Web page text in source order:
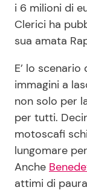
i 6 milioni di
Clerici ha
sua amata
E’ lo
immagini a
non solo per
per tutti.
motoscafi
lungomare
Anche
attimi di